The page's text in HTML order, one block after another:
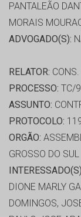
PANTALEÃO
MORAIS
ADVOGADO(S):
RELATOR:
PROCESSO: TC/
ASSUNTO:
PROTOCOLO:
ORGÃO:
GROSSO DO SUL
DIONE MARLY
DOMINGOS,